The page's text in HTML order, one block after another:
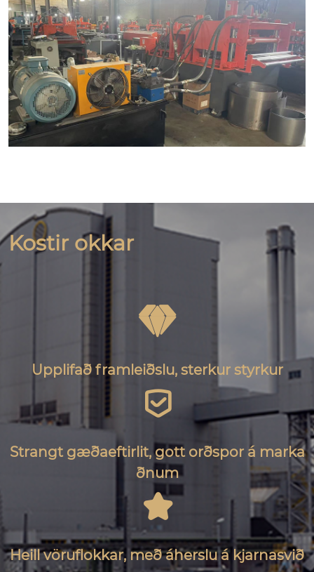
Kostir okkar

Upplifað framleiðslu, sterkur styrkur

Strangt gæðaeftirlit, gott orðspor á marka
ðnum

Heill vöruflokkar, með áherslu á kjarnasvið